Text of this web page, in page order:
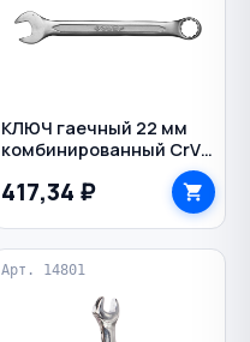
КЛЮЧ гаечный 22 мм
комбинированный CrV
417,34 ₽
Арт. 14801